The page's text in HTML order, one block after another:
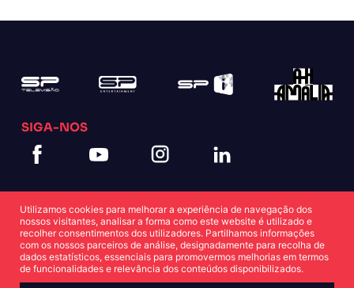
SIGA-NOS
Política de Cookies Política de Privacidade
Utilizamos cookies para melhorar a experiência de navegação dos
nossos visitantes, analisar a forma como este website é utilizado e
recolher consentimentos dos utilizadores. Partilhamos informações
com os nossos parceiros de análise, designadamente para recolha de
dados estatísticos, essenciais para promovermos melhorias em termos
de funcionalidades e relevância dos conteúdos disponibilizados.